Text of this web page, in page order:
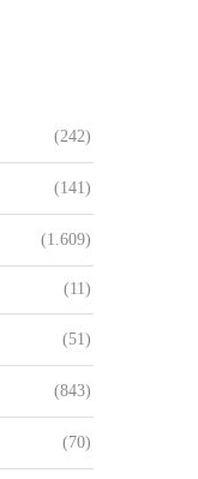
(242)
(141)
(1.609)
(11)
(51)
(843)
(70)